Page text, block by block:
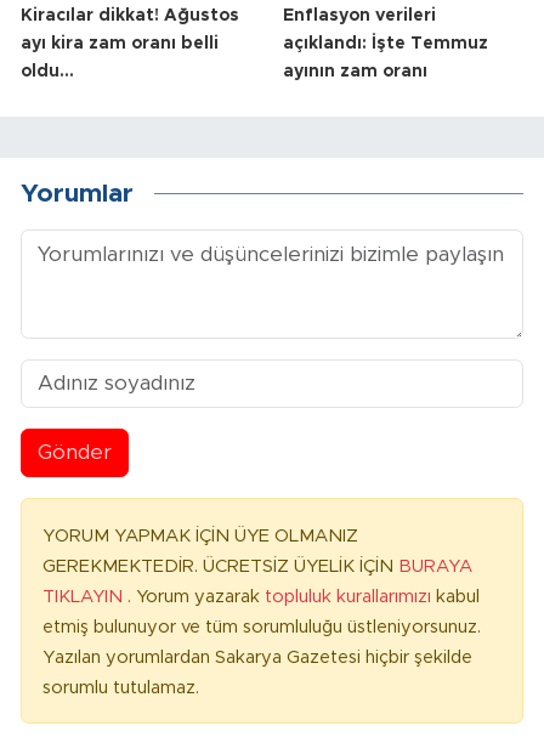
Kiracılar dikkat! Ağustos
ayı kira zam oranı belli
oldu...
Enflasyon verileri
açıklandı: İşte Temmuz
ayının zam oranı
Yorumlar
Gönder
YORUM YAPMAK İÇİN ÜYE OLMANIZ
GEREKMEKTEDİR. ÜCRETSİZ ÜYELİK İÇİN BURAYA
TIKLAYIN . Yorum yazarak topluluk kurallarımızı kabul
etmiş bulunuyor ve tüm sorumluluğu üstleniyorsunuz.
Yazılan yorumlardan Sakarya Gazetesi hiçbir şekilde
sorumlu tutulamaz.